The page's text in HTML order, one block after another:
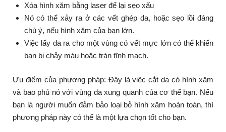
Xóa hình xăm bằng laser để lại sẹo xấu
Nó có thể xảy ra ở các vết ghép da, hoặc sẹo lồi đáng
chú ý, nếu hình xăm của bạn lớn.
Việc lấy da ra cho một vùng có vết mực lớn có thể khiến
bạn bị chảy máu hoặc tràn tĩnh mạch.
Ưu điểm của phương pháp: Đây là việc cắt da có hình xăm
và bao phủ nó với vùng da xung quanh của cơ thể bạn. Nếu
bạn là người muốn đảm bảo loại bỏ hình xăm hoàn toàn, thì
phương pháp này có thể là một lựa chọn tốt cho bạn.